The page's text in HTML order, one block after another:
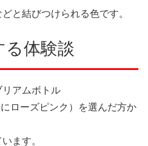
と結びつけられる色です。
る体験談
アムボトル
ローズピンク）を選んだ方か
ます。